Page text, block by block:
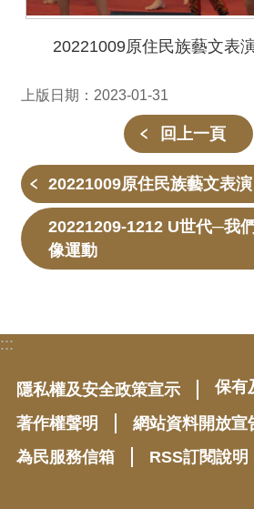
20221009原住民族藝文表
上版日期：2023-01-31
回上一頁
20221009原住民族藝文表演
20221209-1212 U世代─我
像運動
:::
隱私權及安全政策宣示
保有
著作權聲明
網站資料開放宣
為民服務信箱
RSS訂閱說明